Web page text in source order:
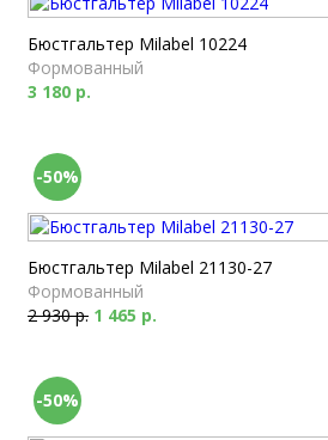
Бюстгальтер Milabel 10224
Формованный
3 180 р.
-50%
Бюстгальтер Milabel 21130-27
Формованный
2 930 р. 1 465 р.
-50%